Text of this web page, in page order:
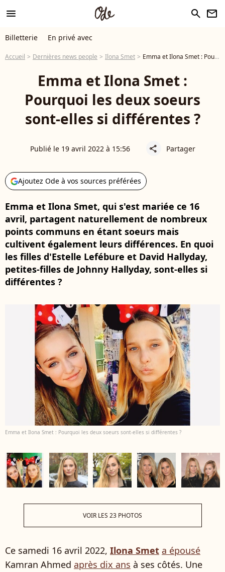
menu search newsletter
Billetterie En privé avec
Accueil Dernières news people Ilona Smet Emma et Ilona Smet : Pourquoi les deux soeurs sont-elles si différentes ?
Emma et Ilona Smet :
Pourquoi les deux soeurs
sont-elles si différentes ?
Publié le 19 avril 2022 à 15:56 share Partager
Ajoutez Ode à vos sources préférées
Emma et Ilona Smet, qui s'est mariée ce 16
avril, partagent naturellement de nombreux
points communs en étant soeurs mais
cultivent également leurs différences. En quoi
les filles d'Estelle Lefébure et David Hallyday,
petites-filles de Johnny Hallyday, sont-elles si
différentes ?
Emma et Ilona Smet : Pourquoi les deux soeurs sont-elles si différentes ?
VOIR LES 23 PHOTOS
Ce samedi 16 avril 2022, Ilona Smet a épousé
Kamran Ahmed après dix ans à ses côtés. Une